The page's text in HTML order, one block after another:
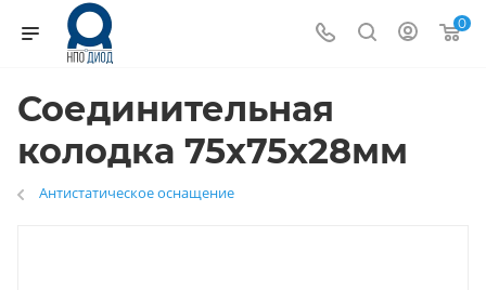
0
Соединительная
колодка 75х75х28мм
Антистатическое оснащение